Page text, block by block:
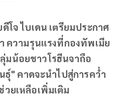
โจ ไบเดน เตรียมประกาศ
ความรุนแรงที่กองทัพเมีย
มน้อยชาวโรฮีนจาถือ
ธุ์" คาดจะนำไปสู่การคว่ำ
ยเหลือเพิ่มเติม